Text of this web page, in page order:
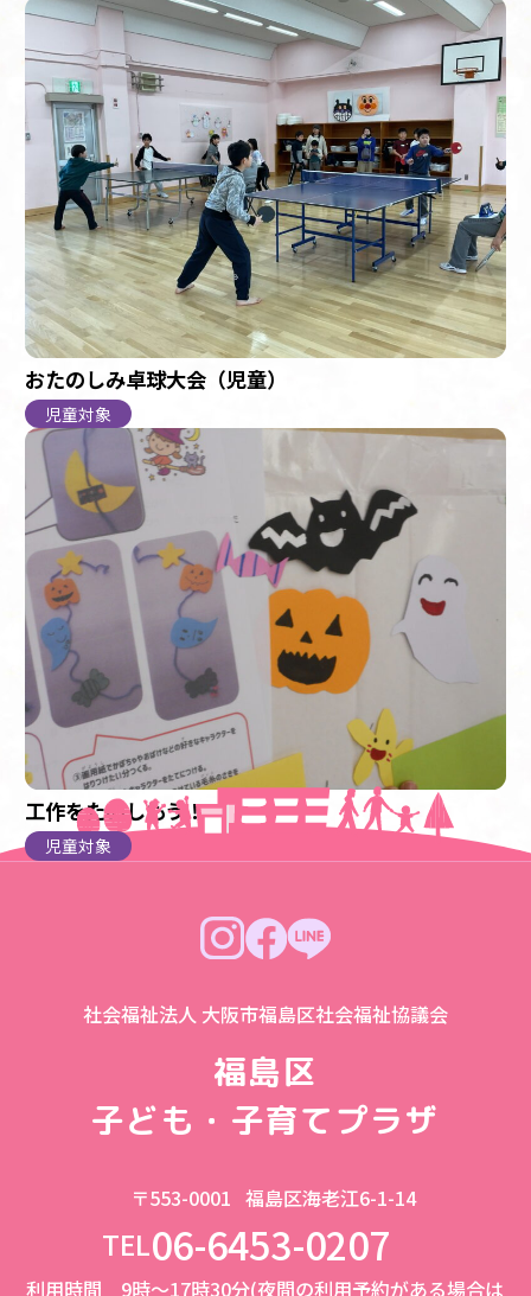
おたのしみ卓球大会（児童）
児童対象
工作をたのしもう！（児童）
児童対象
社会福祉法人 大阪市福島区社会福祉協議会
福島区
子ども・子育てプラザ
〒553-0001 福島区海老江6-1-14
TEL06-6453-0207
利用時間 9時～17時30分(夜間の利用予約がある場合は